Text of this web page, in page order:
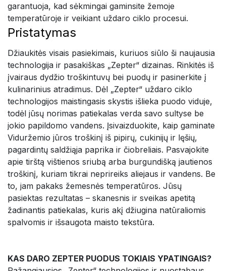
garantuoja, kad sėkmingai gaminsite žemoje
temperatūroje ir veikiant uždaro ciklo procesui.
Pristatymas
Džiaukitės visais pasiekimais, kuriuos siūlo ši naujausia
technologija ir pasakiškas „Zepter“ dizainas. Rinkitės iš
įvairaus dydžio troškintuvų bei puodų ir pasinerkite į
kulinarinius atradimus. Dėl „Zepter“ uždaro ciklo
technologijos maistingasis skystis išlieka puodo viduje,
todėl jūsų norimas patiekalas verda savo sultyse be
jokio papildomo vandens. Įsivaizduokite, kaip gaminate
Viduržemio jūros troškinį iš pipirų, cukinijų ir lęšių,
pagardintų saldžiąja paprika ir čiobreliais. Pasvajokite
apie tirštą vištienos sriubą arba burgundišką jautienos
troškinį, kuriam tikrai neprireiks aliejaus ir vandens. Be
to, jam pakaks žemesnės temperatūros. Jūsų
pasiektas rezultatas – skanesnis ir sveikas apetitą
žadinantis patiekalas, kuris akį džiugina natūraliomis
spalvomis ir išsaugota maisto tekstūra.
KAS DARO ZEPTER PUODUS TOKIAIS YPATINGAIS?